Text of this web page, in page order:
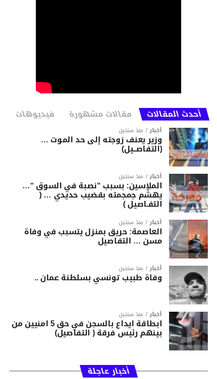
أحدث المقالات مقالات مشهورة فيديوهات
أخبار منذ سنتين
وزير يعنف زوجته إلى حد الموت …
(التفاصــيل)
أخبار منذ سنتين
الملاسين: بسبب “نصبة في السوق “…
يهشّم جمجمته بقضيب حديدي … (
التفـاصيل )
أخبار منذ سنتين
العاصمة: حريق بمنزل يتسبب في وفاة
مسن … التفاصيل
أخبار منذ سنتين
وفاة طبيب تونسي بسلطنة عمان ..
أخبار منذ سنتين
ابطاقة ايداع بالسجن في حق 5 امنيين من
بينهم رئيس فرقة ( التفاصيل)
أخبار عاجلة